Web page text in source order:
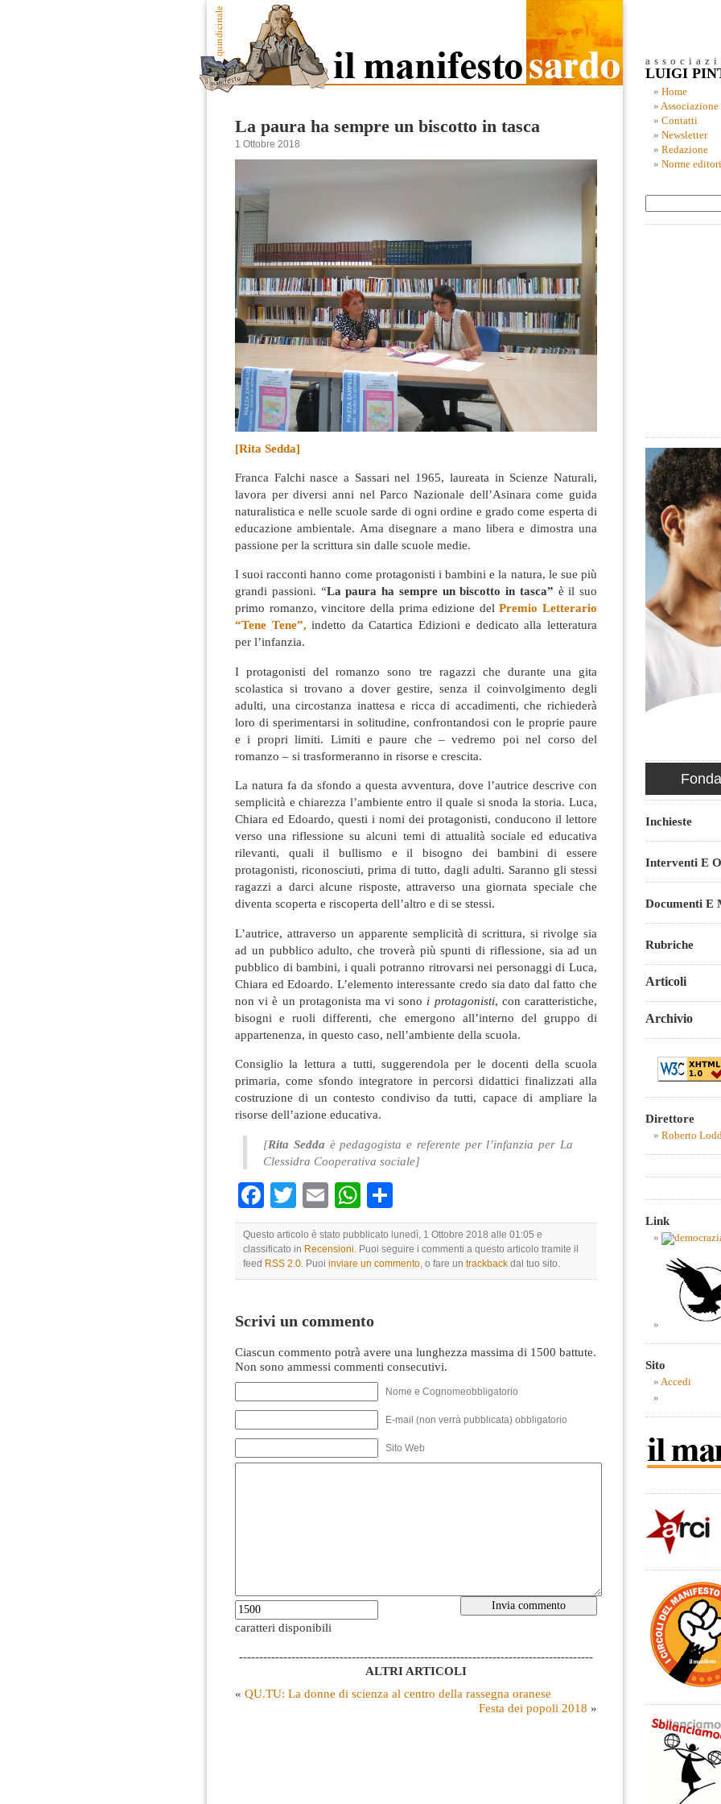
La paura ha sempre un biscotto in tasca
1 Ottobre 2018
[Rita Sedda]
Franca Falchi nasce a Sassari nel 1965, laureata in Scienze Naturali,
lavora per diversi anni nel Parco Nazionale dell’Asinara come guida
naturalistica e nelle scuole sarde di ogni ordine e grado come esperta di
educazione ambientale. Ama disegnare a mano libera e dimostra una
passione per la scrittura sin dalle scuole medie.
I suoi racconti hanno come protagonisti i bambini e la natura, le sue più
grandi passioni. “La paura ha sempre un biscotto in tasca” è il suo
primo romanzo, vincitore della prima edizione delPremio Letterario
“Tene Tene”,indetto da Catartica Edizioni e dedicato alla letteratura
per l’infanzia.
I protagonisti del romanzo sono tre ragazzi che durante una gita
scolastica si trovano a dover gestire, senza il coinvolgimento degli
adulti, una circostanza inattesa e ricca di accadimenti, che richiederà
loro di sperimentarsi in solitudine, confrontandosi con le proprie paure
e i propri limiti. Limiti e paure che – vedremo poi nel corso del
romanzo – si trasformeranno in risorse e crescita.
La natura fa da sfondo a questa avventura, dove l’autrice descrive con
semplicità e chiarezza l’ambiente entro il quale si snoda la storia. Luca,
Chiara ed Edoardo, questi i nomi dei protagonisti, conducono il lettore
verso una riflessione su alcuni temi di attualità sociale ed educativa
rilevanti, quali il bullismo e il bisogno dei bambini di essere
protagonisti, riconosciuti, prima di tutto, dagli adulti. Saranno gli stessi
ragazzi a darci alcune risposte, attraverso una giornata speciale che
diventa scoperta e riscoperta dell’altro e di se stessi.
L’autrice, attraverso un apparente semplicità di scrittura, si rivolge sia
ad un pubblico adulto, che troverà più spunti di riflessione, sia ad un
pubblico di bambini, i quali potranno ritrovarsi nei personaggi di Luca,
Chiara ed Edoardo. L’elemento interessante credo sia dato dal fatto che
non vi è un protagonista ma vi sono i protagonisti, con caratteristiche,
bisogni e ruoli differenti, che emergono all’interno del gruppo di
appartenenza, in questo caso, nell’ambiente della scuola.
Consiglio la lettura a tutti, suggerendola per le docenti della scuola
primaria, come sfondo integratore in percorsi didattici finalizzati alla
costruzione di un contesto condiviso da tutti, capace di ampliare la
risorse dell’azione educativa.
[Rita Sedda è pedagogista e referente per l’infanzia per La
Clessidra Cooperativa sociale]
Facebook
TwitterEmailWhatsApp
Questo articolo è stato pubblicato lunedì, 1 Ottobre 2018 alle 01:05 e
classificato in Recensioni . Puoi seguire i commenti a questo articolo tramite il
feed RSS 2.0 . Puoi inviare un commento , o fare un trackback dal tuo sito.
Scrivi un commento
Ciascun commento potrà avere una lunghezza massima di 1500 battute.
Non sono ammessi commenti consecutivi.
Nome e Cognomeobbligatorio
E-mail (non verrà pubblicata) obbligatorio
Sito Web
caratteri disponibili
----------------------------------------------------------------------------------------
ALTRI ARTICOLI
« QU.TU: La donne di scienza al centro della rassegna oranese
Festa dei popoli 2018 »
LUIGI
Home
Associazione
Contatti
Newsletter
Redazione
Norme
Inchieste
Interventi E
Documenti E
Rubriche
Articoli
Archivio
Direttore
Roberto
Link
Sito
Accedi